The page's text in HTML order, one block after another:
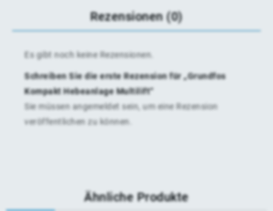
Rezensionen (0)
Es gibt noch keine Rezensionen.
Schreiben Sie die erste Rezension für „Grundfos
Kompakt Hebeanlage Multilift“
Sie müssen angemeldet sein, um eine Rezension
veröffentlichen zu können.
Ähnliche Produkte